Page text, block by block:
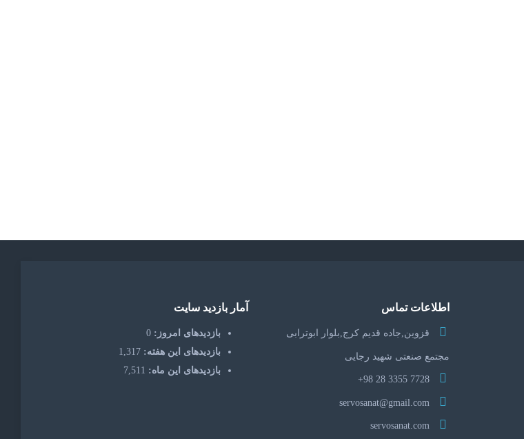
اطلاعات تماس
قزوین,جاده قدیم کرج,بلوار ابوترابی
مجتمع صنعتی شهید رجایی
آمار بازدید سایت
بازدیدهای امروز:0
بازدیدهای این هفته:1,317
بازدیدهای این ماه: 7,511